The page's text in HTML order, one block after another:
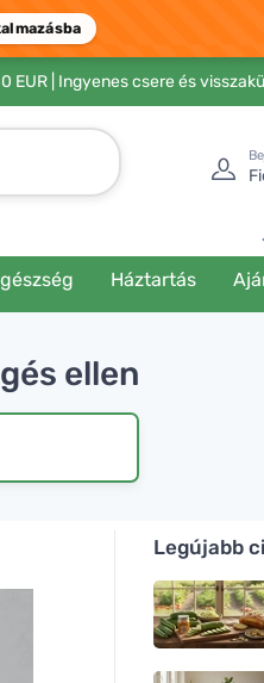
EUR | Ingyenes csere és
Háztartás
ellen
Legújabb